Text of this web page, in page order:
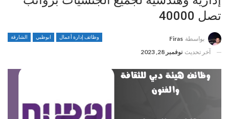
تصل 40000
وظائف إدارة أعمال ابوظبي الشارقة بواسطة Firas
آخر تحديث نوفمبر 28, 2023